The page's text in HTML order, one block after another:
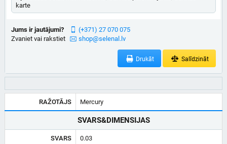
karte
Jums ir jautājumi?
Zvaniet vai rakstiet
(+371) 27 070 075
shop@selenal.lv
Drukāt Salīdzināt
RAŽOTĀJS Mercury
SVARS&DIMENSIJAS
SVARS 0.03